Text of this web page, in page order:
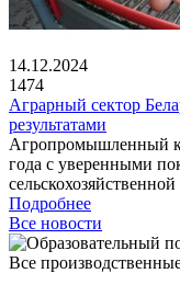
14.12.2024
1474
Аграрный сектор
результатами
Агропромышленный
года с уверенными
Подробнее
Все новости
Все